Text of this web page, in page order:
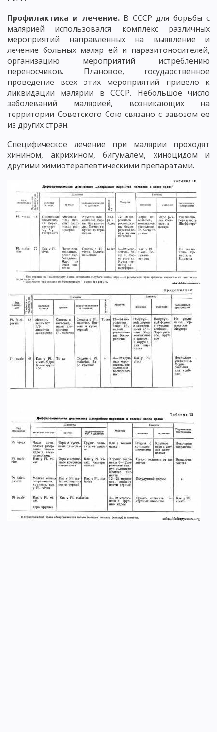
Профилактика и лечение.В СССР для борьбы с
малярией использовался комплекс различных
мероприятий направленных на выявление и
лечение больных маляр ей и паразитоносителей,
организацию мероприятий истреблению
переносчиков. Плановое, государственное
проведение всех этих мероприятий привело к
ликвидации малярии в СССР. Небольшое число
заболеваний малярией, возникающих на
территории Советского Сою связано с завозом ее
из других стран.
Специфическое лечение при малярии проходят
хинином, акрихином, бигумалем, хиноцидом и
другими химиотерапевтическими препаратами.